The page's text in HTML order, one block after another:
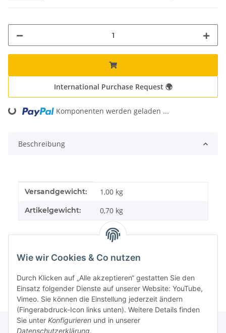
Wie wir Cookies & Co nutzen
Durch Klicken auf „Alle akzeptieren“ gestatten Sie den
Einsatz folgender Dienste auf unserer Website: YouTube,
Vimeo. Sie können die Einstellung jederzeit ändern
(Fingerabdruck-Icon links unten). Weitere Details finden
Sie unter Konfigurieren und in unserer
Datenschutzerklärung.
International Purchase Request 🌍
Loading... Komponenten werden geladen ...
Beschreibung
Produkteigenschaft
Wert
Versandgewicht: 1,00 kg
Artikelgewicht: 0,70 kg